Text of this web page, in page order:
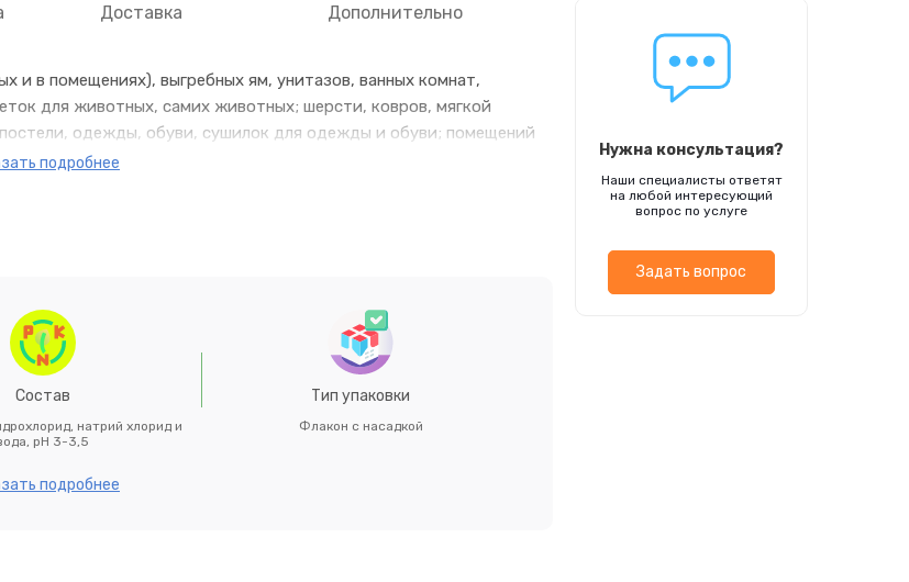
Доставка Дополнительно
и в помещениях), выгребных ям, унитазов, ванных комнат,
для животных, самих животных; шерсти, ковров, мягкой
одежды, обуви, сушилок для одежды и обуви; помещений
помещений, складов, торговых и складских помещений на
подробнее
Состав
натрий хлорид и
рН 3-3,5
Тип упаковки
Флакон с насадкой
подробнее
Нужна консультация?
Наши специалисты ответят
на любой интересующий
вопрос по услуге
Задать вопрос